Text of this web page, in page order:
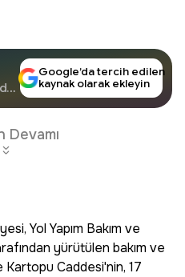
Google’da tercih edilen
kaynak olarak ekleyin
Devamı
Yol Yapım Bakım ve
yürütülen bakım ve
Kartopu Caddesi'nin, 17